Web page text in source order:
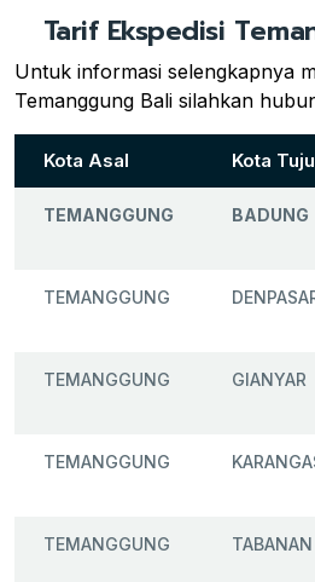
Tarif Ekspedisi
Untuk informasi selengkapnya
Temanggung Bali silahkan
Kota Asal Kota
TEMANGGUNG BADUNG
TEMANGGUNG
TEMANGGUNG GIANYAR
TEMANGGUNG
TEMANGGUNG TABANAN